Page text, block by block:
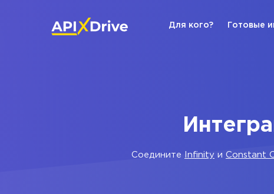
Для кого? Готовые
Соедините Infinity и Constant